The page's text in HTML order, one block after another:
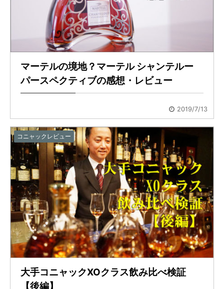
マーテルの境地？マーテル シャンテルー
パースペクティブの感想・レビュー
2019/7/13
コニャックレビュー
大手コニャックXOクラス飲み比べ検証
【後編】